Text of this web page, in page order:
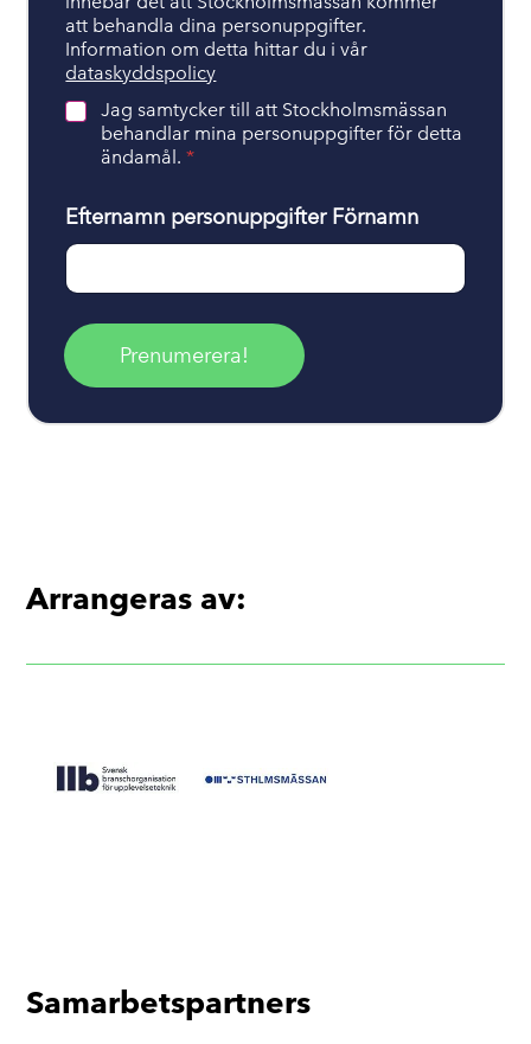
n
t
e
r
i
n
p
e
s
n
u
p
g
att behandla dina personuppgifter.
Information om detta hittar du i vår
dataskyddspolicy
Jag samtycker till att Stockholmsmässan
behandlar mina personuppgifter för detta
ändamål.*
Efternamn personuppgifter Förnamn
Prenumerera!
Arrangeras av:
Samarbetspartners